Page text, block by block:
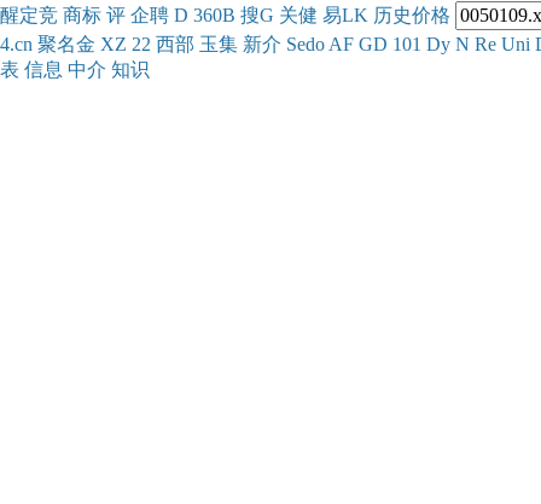
醒定竞 商标 评 企聘 D 360B 搜G 关健 易LK 历史价格
4.cn 聚名金 XZ 22 西部 玉集 新介 Sedo AF GD 101 Dy N Re Uni
表 信息 中介 知识